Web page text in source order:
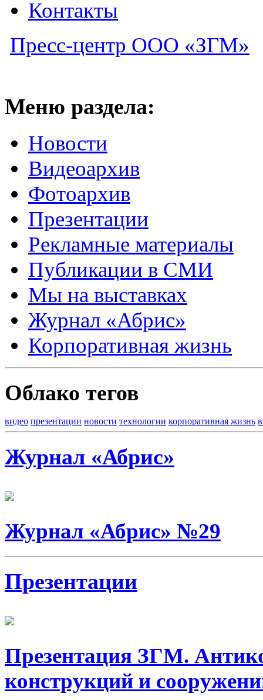
Контакты
Пресс-центр ООО «ЗГМ»
Меню раздела:
Новости
Видеоархив
Фотоархив
Презентации
Рекламные материалы
Публикации в СМИ
Мы на выставках
Журнал «Абрис»
Корпоративная жизнь
Облако тегов
видео презентации новости технологии корпоративная жизнь
Журнал «Абрис»
Журнал «Абрис» №29
Презентации
Презентация ЗГМ.
конструкций и